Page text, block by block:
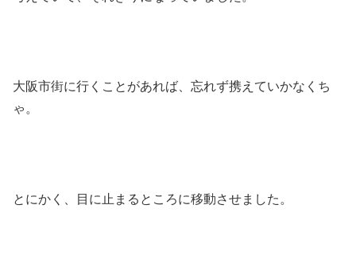
大阪市街に行くことがあれば、忘れず携えていかなくち
ゃ。
とにかく、目に止まるところに移動させました。